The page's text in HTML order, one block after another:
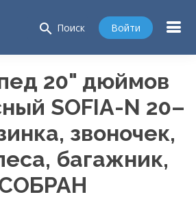
search Поиск Войти
20" дюймов
SOFIA-N 20–
звоночек,
багажник,